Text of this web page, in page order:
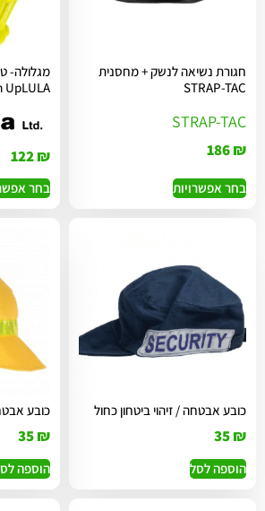
חגורת נשיאה לנשק + מחסנית
STRAP-TAC
STRAP-TAC
186₪
בחר אפשרויות
מגלולה-
UpLULA
122₪
בחר
כובע אבטחה / זיהוי ביטחון כחול
35₪
הוספה לסל
כובע
35₪
הוספה